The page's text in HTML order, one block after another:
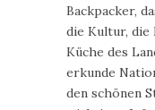
Backpacker,
die Kultur, die
Küche des
erkunde
den schönen